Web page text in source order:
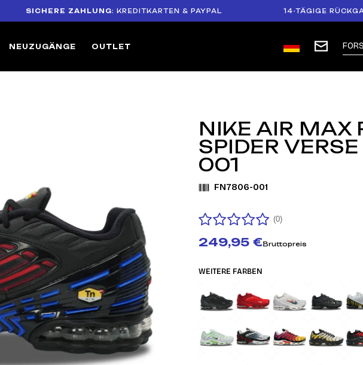
ZAHLUNG: KREDITKARTEN & PAYPAL 14-TÄGIGE
NEUZUGÄNGE OUTLET
NIKE AIR MAX
SPIDER
001
FN7806-001
(0)
249,95 €Bruttopreis
WEITERE FARBEN